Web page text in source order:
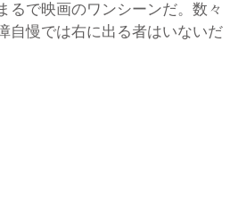
るで映画のワンシーンだ。数々
自慢では右に出る者はいないだ